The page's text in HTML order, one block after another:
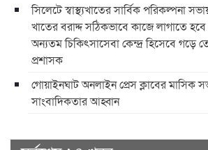
সিলেটে স্বাস্থ্যখাতের সার্বিক পরিকল্পনা সভায়
খাতের বরাদ্দ সঠিকভাবে কাজে লাগাতে
অন্যতম চিকিৎসাসেবা কেন্দ্র হিসেবে গড়ে
প্রশাসক
​গোয়াইনঘাট অনলাইন প্রেস ক্লাবের মাসিক
সাংবাদিকতার আহ্বান